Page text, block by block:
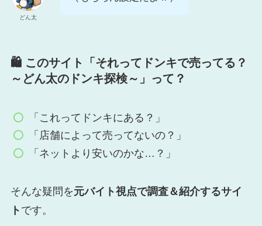
どん太
🛍️ このサイト「 それってドンキで売ってる？
～どん太のドンキ探検～」 って？
「これってドンキにある？」
「店舗によって売ってないの？」
「ネットより安いのかな…？」
そんな疑問を元バイト視点で調査＆紹介するサイ
ト です。